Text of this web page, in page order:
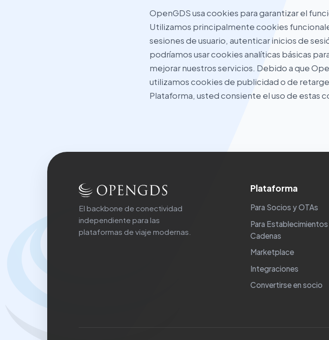
OpenGDS usa cookies para garantizar el
Utilizamos principalmente cookies
sesiones de usuario, autenticar inicios de
podríamos usar cookies analíticas básicas
mejorar nuestros servicios. Debido a que
utilizamos cookies de publicidad o de
Plataforma, usted consiente el uso de estas
El backbone de conectividad
independiente para las
plataformas de viaje modernas.
Plataforma
Para Socios y OTAs
Para
Cadenas
Marketplace
Integraciones
Convertirse en socio